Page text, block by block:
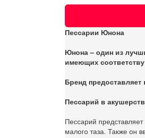
Пессарии Юнона
Юнона – один из
имеющих
Бренд
Пессарий в
Пессарий
малого таза. Также он